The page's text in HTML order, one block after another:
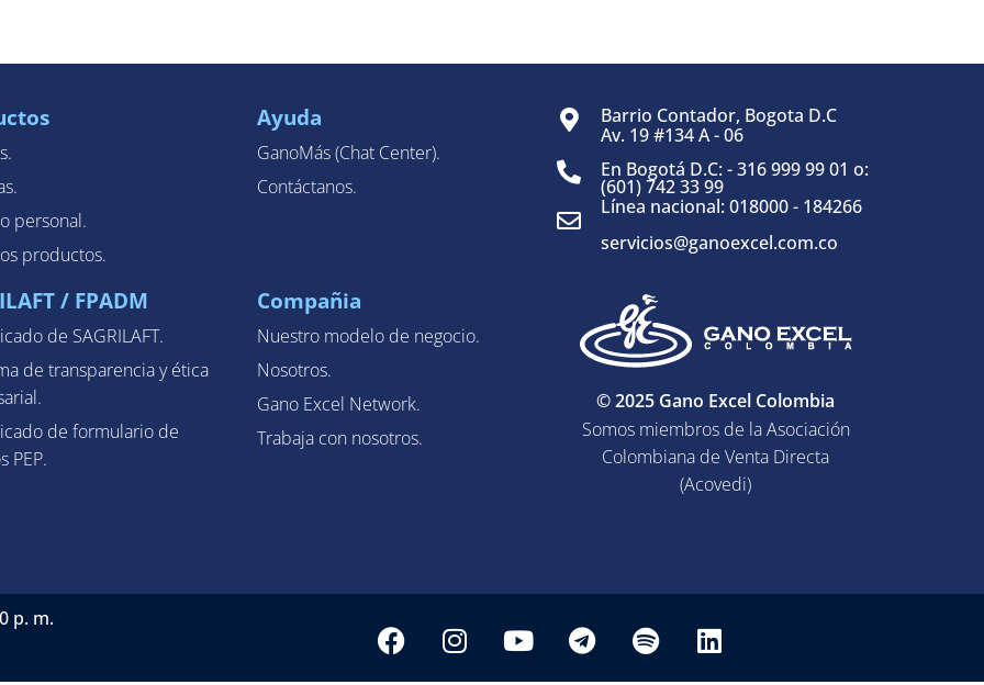
personal.
productos.
Ayuda
GanoMás (Chat Center).
Contáctanos.
Barrio Contador, Bogota D.C
Av. 19 #134 A - 06
En Bogotá D.C: - 316 999 99 01 o:
(601) 742 33 99
Línea nacional: 018000 - 184266
servicios@ganoexcel.com.co
/ FPADM
de SAGRILAFT.
de transparencia y ética
de formulario de
PEP.
Compañia
Nuestro modelo de negocio.
Nosotros.
Gano Excel Network.
Trabaja con nosotros.
© 2025 Gano Excel Colombia
Somos miembros de la Asociación
Colombiana de Venta Directa
(Acovedi)
p. m.